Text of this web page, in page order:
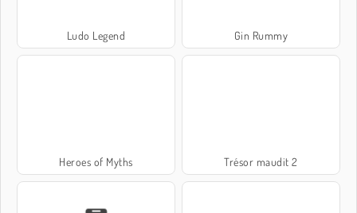
Ludo Legend Gin Rummy
Heroes of Myths Trésor maudit 2